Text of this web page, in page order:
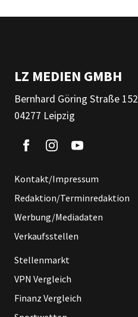
LZ MEDIEN GMBH
Bernhard Göring Straße 152
04277 Leipzig
Kontakt/Impressum
Redaktion/Terminredaktion
Werbung/Mediadaten
Verkaufsstellen
Stellenmarkt
VPN Vergleich
Finanz Vergleich